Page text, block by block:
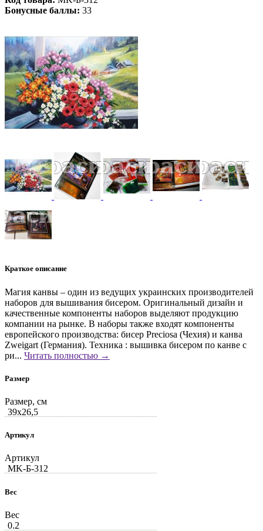
Бонусные баллы: 33
Краткое описание
Магия канвы – один из ведущих украинских производителей
наборов для вышивания бисером. Оригинальный дизайн и
качественные компоненты наборов выделяют продукцию
компании на рынке. В наборы также входят компоненты
европейского производства: бисер Preciosa (Чехия) и канва
Zweigart (Германия). Техника : вышивка бисером по канве с
ри... Читать полностью →
Размер
Размер, см
39x26,5
Артикул
Артикул
MK-Б-312
Вес
Вес
0.2